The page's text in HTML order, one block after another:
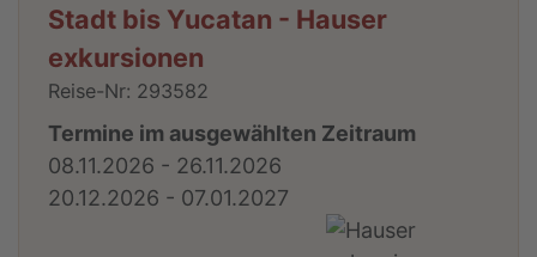
Stadt bis Yucatan - Hauser
exkursionen
Reise-Nr: 293582
Termine im ausgewählten Zeitraum
08.11.2026 - 26.11.2026
20.12.2026 - 07.01.2027